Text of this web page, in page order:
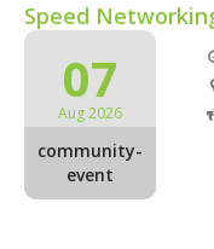
Speed
07
Aug 2026
community-
event